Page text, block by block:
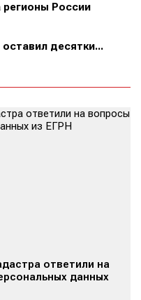
России
десятки...
ответили на
данных